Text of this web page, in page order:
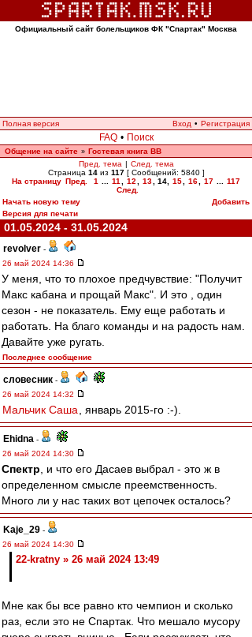
Официальный сайт болельщиков ФК "Спартак" Москва
Полная версия Вход • Регистрация
FAQ • Поиск
Общение на сайте » Гостевая книга ВВ
Пред. тема | След. тема
Страница 14из 117[ Сообщений: 5840 ]
На страницу Пред. 1 11 12 13 14 15 16 17
117
След.
Начать новую тему
Добавить
Версия для печати
01.05.2024 - 31.05.2024
revolver -
26 май 2024 14:36
У меня, что то плохое предчувствие: "Получит
Макс кабана и прощай Макс". И это , один
сезон - не показатель. Ему еще работать и
работать. На благо команды и на радость нам.
Давайте уже ругать.
Последнее сообщение
словесник -
26 май 2024 14:32
Мальчик Саша , январь 2015-го :-).
Ehidna -
26 май 2024 14:30
Спектр , и что его Дасаев выбрал - это ж в
определенном смысле преемственность.
Много ли у нас таких вот цепочек осталось?
Kaje_29 -
26 май 2024 14:30
22-kratny » 26 май 2024 13:49
Мне как бы все равно кто чемпион и сколько
раз, если это не Спартак. Что мешало мусору